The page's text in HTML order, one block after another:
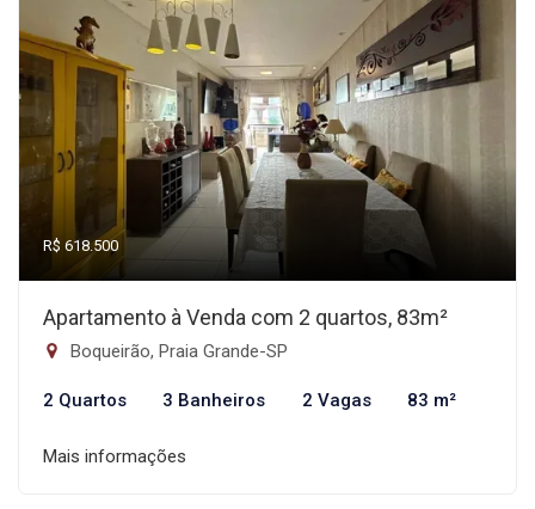
R$ 618.500
Apartamento à Venda com 2 quartos, 83m²
Boqueirão, Praia Grande-SP
2 Quartos 3 Banheiros 2 Vagas 83 m²
Mais informações